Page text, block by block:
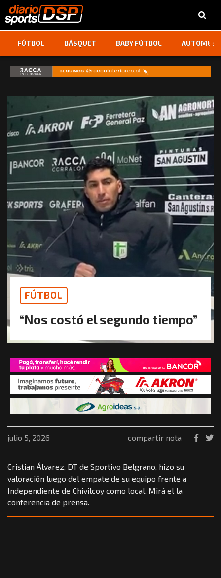
FÚTBOL BÁSQUET BABY FÚTBOL ‹ ›
FÚTBOL
“Nos costó el segundo tiempo”
julio 5, 2026 compartir nota
Cristian Álvarez, DT de Sportivo Belgrano, hizo su
valoración luego del empate de su equipo frente a
Independiente de Chivilcoy como local. Mirá el la
conferencia de prensa.